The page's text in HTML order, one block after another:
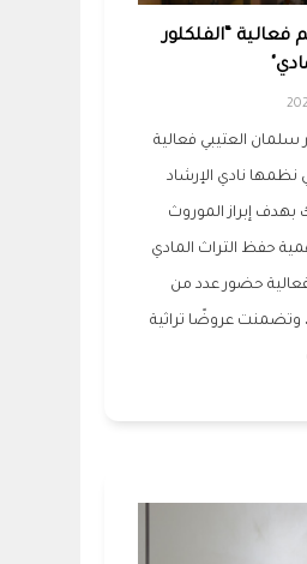
فعالية “الفلكلور
سلمان العتيبي فعالية
نظمها نادي الإرشاد
بهدف إبراز الموروث
حفظ التراث المادي
حضور عدد من
وتضمنت عروضًا تراثية